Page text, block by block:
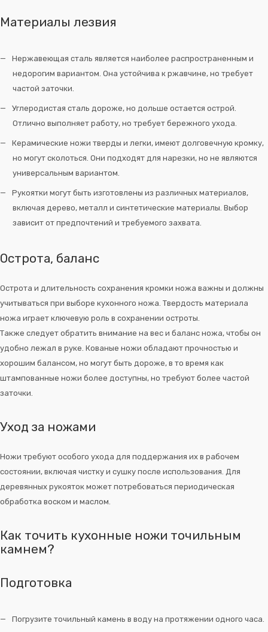
Материалы лезвия
Нержавеющая сталь является наиболее распространенным и
недорогим вариантом. Она устойчива к ржавчине, но требует
частой заточки.
Углеродистая сталь дороже, но дольше остается острой.
Отлично выполняет работу, но требует бережного ухода.
Керамические ножи тверды и легки, имеют долговечную кромку,
но могут сколоться. Они подходят для нарезки, но не являются
универсальным вариантом.
Рукоятки могут быть изготовлены из различных материалов,
включая дерево, металл и синтетические материалы. Выбор
зависит от предпочтений и требуемого захвата.
Острота, баланс
Острота и длительность сохранения кромки ножа важны и должны
учитываться при выборе кухонного ножа. Твердость материала
ножа играет ключевую роль в сохранении остроты.
Также следует обратить внимание на вес и баланс ножа, чтобы он
удобно лежал в руке. Кованые ножи обладают прочностью и
хорошим балансом, но могут быть дороже, в то время как
штампованные ножи более доступны, но требуют более частой
заточки.
Уход за ножами
Ножи требуют особого ухода для поддержания их в рабочем
состоянии, включая чистку и сушку после использования. Для
деревянных рукояток может потребоваться периодическая
обработка воском и маслом.
Как точить кухонные ножи точильным
камнем?
Подготовка
Погрузите точильный камень в воду на протяжении одного часа.